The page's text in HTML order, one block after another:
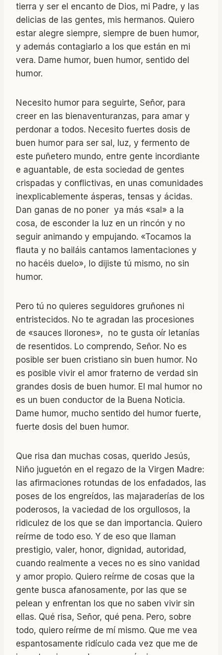
tierra y ser el encanto de Dios, mi Padre, y las
delicias de las gentes, mis hermanos. Quiero
estar alegre siempre, siempre de buen humor,
y además contagiarlo a los que están en mi
vera. Dame humor, buen humor, sentido del
humor.
Necesito humor para seguirte, Señor, para
creer en las bienaventuranzas, para amar y
perdonar a todos. Necesito fuertes dosis de
buen humor para ser sal, luz, y fermento de
este puñetero mundo, entre gente incordiante
e aguantable, de esta sociedad de gentes
crispadas y conflictivas, en unas comunidades
inexplicablemente ásperas, tensas y ácidas.
Dan ganas de no poner ya más «sal» a la
cosa, de esconder la luz en un rincón y no
seguir animando y empujando. «Tocamos la
flauta y no bailáis cantamos lamentaciones y
no hacéis duelo», lo dijiste tú mismo, no sin
humor.
Pero tú no quieres seguidores gruñones ni
entristecidos. No te agradan las procesiones
de «sauces llorones», no te gusta oír letanías
de resentidos. Lo comprendo, Señor. No es
posible ser buen cristiano sin buen humor. No
es posible vivir el amor fraterno de verdad sin
grandes dosis de buen humor. El mal humor no
es un buen conductor de la Buena Noticia.
Dame humor, mucho sentido del humor fuerte,
fuerte dosis del buen humor.
Que risa dan muchas cosas, querido Jesús,
Niño juguetón en el regazo de la Virgen Madre:
las afirmaciones rotundas de los enfadados, las
poses de los engreídos, las majaraderías de los
poderosos, la vaciedad de los orgullosos, la
ridiculez de los que se dan importancia. Quiero
reírme de todo eso. Y de eso que llaman
prestigio, valer, honor, dignidad, autoridad,
cuando realmente a veces no es sino vanidad
y amor propio. Quiero reírme de cosas que la
gente busca afanosamente, por las que se
pelean y enfrentan los que no saben vivir sin
ellas. Qué risa, Señor, qué pena. Pero, sobre
todo, quiero reírme de mí mismo. Que me vea
espantosamente ridículo cada vez que me de